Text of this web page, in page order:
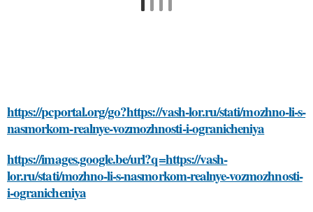
https://pcportal.org/go?https://vash-lor.ru/stati/mozhno-li-s-
nasmorkom-realnye-vozmozhnosti-i-ogranicheniya
https://images.google.be/url?q=https://vash-
lor.ru/stati/mozhno-li-s-nasmorkom-realnye-vozmozhnosti-
i-ogranicheniya